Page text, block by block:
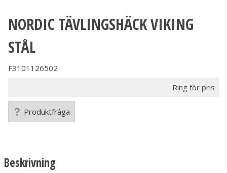
NORDIC TÄVLINGSHÄCK VIKING
STÅL
F3101126502
Ring för pris
Produktfråga
Beskrivning